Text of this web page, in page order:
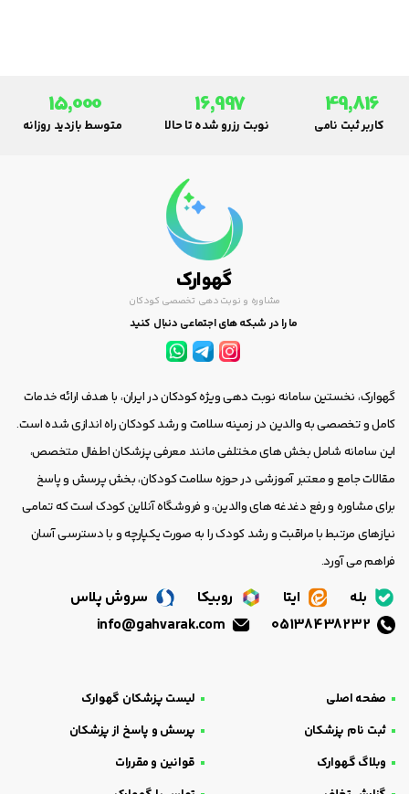
49,816
کاربر ثبت نامی
16,997
نوبت رزرو شده تا حالا
15,000
متوسط بازدید روزانه
گهوارک
مشاوره و نوبت دهی تخصصی کودکان
ما را در شبکه های اجتماعی دنبال کنید
گهوارک، نخستین سامانه نوبت دهی ویژه کودکان در ایران، با هدف ارائه خدمات
کامل و تخصصی به والدین در زمینه سلامت و رشد کودکان راه اندازی شده است.
این سامانه شامل بخش های مختلفی مانند معرفی پزشکان اطفال متخصص،
مقالات جامع و معتبر آموزشی در حوزه سلامت کودکان، بخش پرسش و پاسخ
برای مشاوره و رفع دغدغه های والدین، و فروشگاه آنلاین کودک است که تمامی
نیازهای مرتبط با مراقبت و رشد کودک را به صورت یکپارچه و با دسترسی آسان
فراهم می آورد.
بله ایتا روبیکا
سروش پلاس
صفحه اصلی
لیست پزشکان گهوارک
ثبت نام پزشکان
پرسش و پاسخ از پزشکان
وبلاگ گهوارک
قوانین و مقررات